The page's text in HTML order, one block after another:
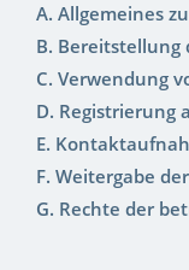
A. Allgemeines
B. Bereitstellung
C. Verwendung
D. Registrierung
E.
F. Weitergabe
G. Rechte der